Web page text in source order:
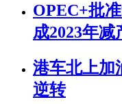
OPEC+批
成2023年减
港车北上加
逆转